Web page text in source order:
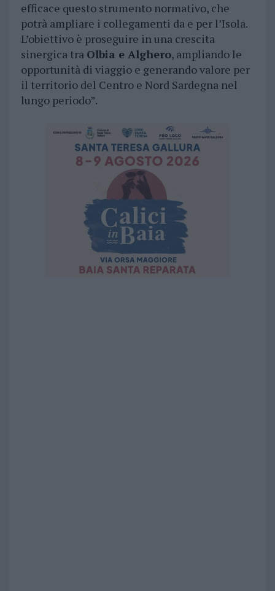
efficace questo strumento normativo, che
potrà ampliare i collegamenti da e per l’Isola.
L’obiettivo è proseguire in una crescita
sinergica tra Olbia e Alghero, ampliando le
opportunità di viaggio e generando valore per
il territorio del Centro e Nord Sardegna nel
lungo periodo”.